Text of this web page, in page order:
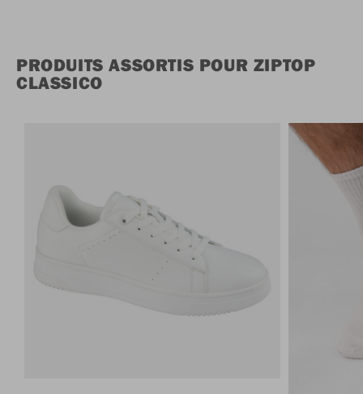
PRODUITS ASSORTIS POUR ZIPTOP
CLASSICO